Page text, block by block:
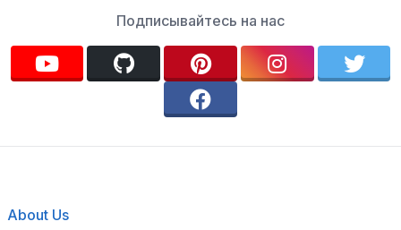
Подписывайтесь на нас
About Us